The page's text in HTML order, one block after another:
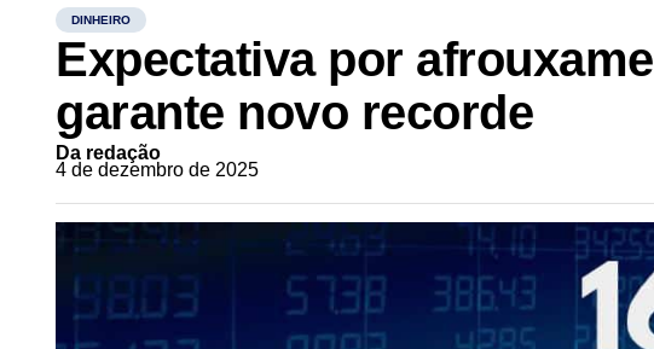
DINHEIRO
Expectativa por
garante novo recorde
Da redação
4 de dezembro de 2025